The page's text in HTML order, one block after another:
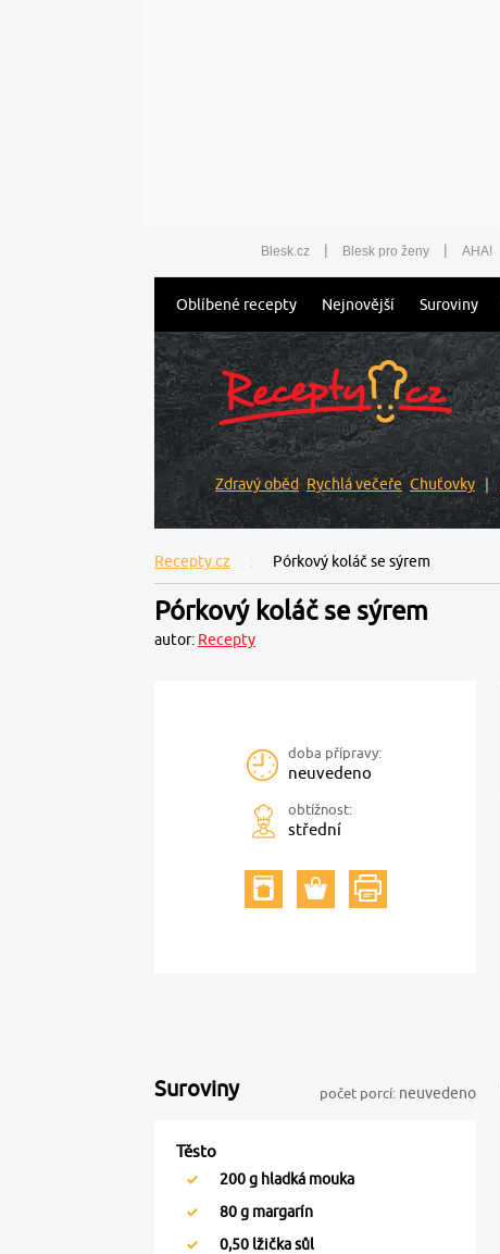
Blesk.cz | Blesk pro ženy | AHA!
Oblíbené recepty Nejnovější Suroviny
Zdravý oběd Rychlá večeře Chuťovky
Recepty.cz Pórkový koláč se sýrem
Pórkový koláč se sýrem
autor: Recepty
doba přípravy:
neuvedeno
obtížnost:
střední
Suroviny počet porcí: neuvedeno
Těsto
200g hladká mouka
80g margarín
0,50 lžička sůl